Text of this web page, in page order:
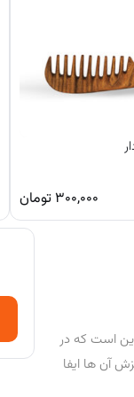
۳۰۰,۰۰۰ تومان
است که در
آن ها ایفا